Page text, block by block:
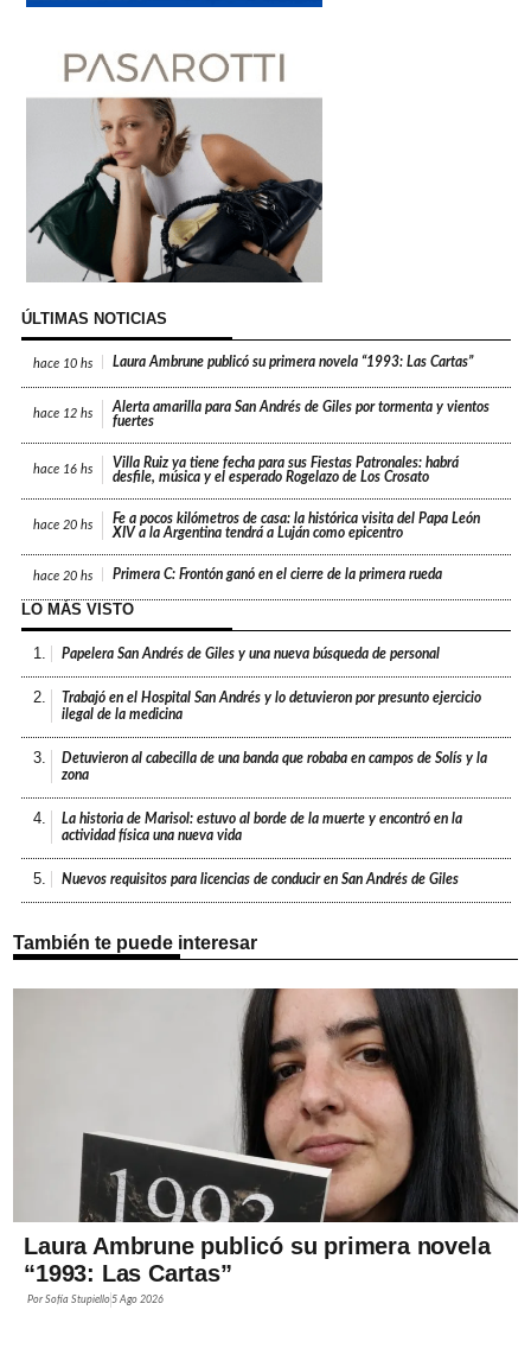
ÚLTIMAS NOTICIAS
hace 10 hs Laura Ambrune publicó su primera novela “1993: Las Cartas”
hace 12 hs
Alerta amarilla para San Andrés de Giles por tormenta y vientos
fuertes
hace 16 hs
Villa Ruiz ya tiene fecha para sus Fiestas Patronales: habrá
desfile, música y el esperado Rogelazo de Los Crosato
hace 20 hs
Fe a pocos kilómetros de casa: la histórica visita del Papa León
XIV a la Argentina tendrá a Luján como epicentro
hace 20 hs Primera C: Frontón ganó en el cierre de la primera rueda
LO MÁS VISTO
1. Papelera San Andrés de Giles y una nueva búsqueda de personal
2.
Trabajó en el Hospital San Andrés y lo detuvieron por presunto ejercicio
ilegal de la medicina
3.
Detuvieron al cabecilla de una banda que robaba en campos de Solís y la
zona
4.
La historia de Marisol: estuvo al borde de la muerte y encontró en la
actividad física una nueva vida
5. Nuevos requisitos para licencias de conducir en San Andrés de Giles
También te puede interesar
Laura Ambrune publicó su primera novela
“1993: Las Cartas”
PorSofía Stupiello5 Ago 2026